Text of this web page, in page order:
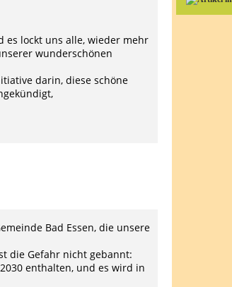
es lockt uns alle, wieder mehr
wunderschönen
darin, diese schöne
Bad Essen, die unsere
die Gefahr nicht gebannt:
enthalten, und es wird in